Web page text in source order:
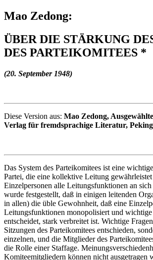
Mao Zedong:
ÜBER DIE STÄRKUNG
DES PARTEIKOMITEES *
(20. September 1948)
Diese Version aus: Mao Zedong,
Verlag für fremdsprachige Literatur, Peking
Das System des Parteikomitees ist eine
Partei, die eine kollektive Leitung
Einzelpersonen alle Leitungsfunktionen an
wurde festgestellt, daß in einigen leitenden
in allen) die üble Gewohnheit, daß eine
Leitungsfunktionen monopolisiert und wichtige
entscheidet, stark verbreitet ist. Wichtige
Sitzungen des Parteikomitees entschieden,
einzelnen, und die Mitglieder des
die Rolle einer Staffage.
Komiteemitgliedern können nicht ausgetragen